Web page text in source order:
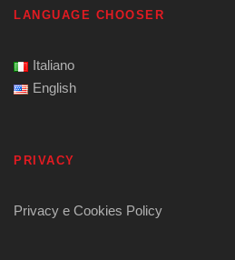
LANGUAGE CHOOSER
Italiano
English
PRIVACY
Privacy e Cookies Policy